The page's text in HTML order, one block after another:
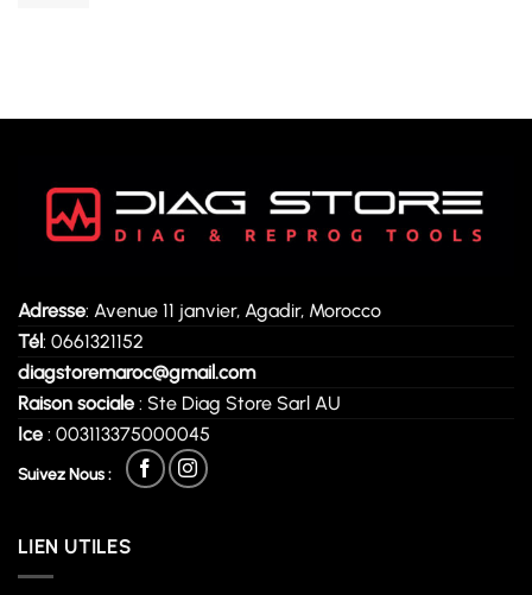
Adresse: Avenue 11 janvier, Agadir, Morocco
Tél: 0661321152
diagstoremaroc@gmail.com
Raison sociale : Ste Diag Store Sarl AU
Ice : 003113375000045
Suivez Nous :
LIEN UTILES